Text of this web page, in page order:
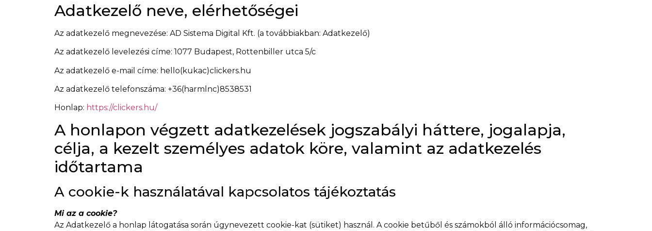
Adatkezelő neve, elérhetőségei
Az adatkezelő megnevezése: AD Sistema Digital Kft. (a továbbiakban: Adatkezelő)
Az adatkezelő levelezési címe: 1077 Budapest, Rottenbiller utca 5/c
Az adatkezelő e-mail címe: hello(kukac)clickers.hu
Az adatkezelő telefonszáma: +36(harmlnc)8538531
Honlap: https://clickers.hu/
A honlapon végzett adatkezelések jogszabályi háttere, jogalapja,
célja, a kezelt személyes adatok köre, valamint az adatkezelés
időtartama
A cookie-k használatával kapcsolatos tájékoztatás
Mi az a cookie?
Az Adatkezelő a honlap látogatása során úgynevezett cookie-kat (sütiket) használ. A cookie betűből és számokból álló információcsomag,